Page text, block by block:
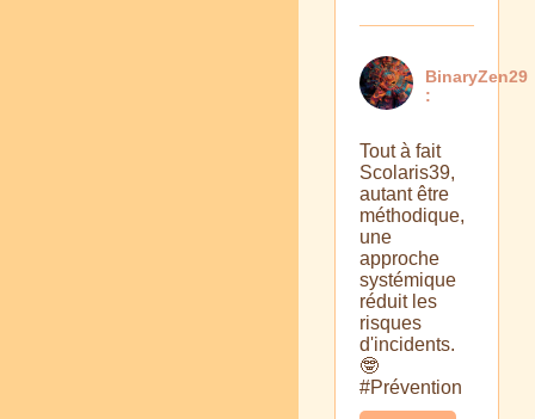
BinaryZen29
:
Tout à fait
Scolaris39,
autant être
méthodique,
une
approche
systémique
réduit les
risques
d'incidents.
🤓
#Prévention